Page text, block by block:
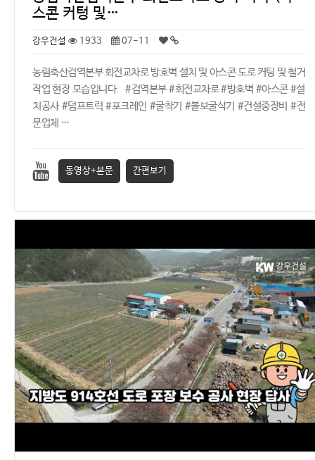
스콘 커텅 및…
강우건설 1933 07-11
농림축산검역본부 회전교차로 방호벽 설치 및 아스콘 도로 커팅 및 철거
작업 현장 모습입니다. #검역본부 #회전교차로 #방호벽 #아스콘 #설
치공사 #덤프트럭 #포크레인 #굴착기 #볼보굴삭기 #건설중장비 #전
문업체 …
동영상+본문 간편보기